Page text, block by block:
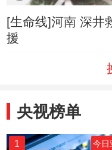
[生命线]河南 深井
援
央视榜单
1 今日